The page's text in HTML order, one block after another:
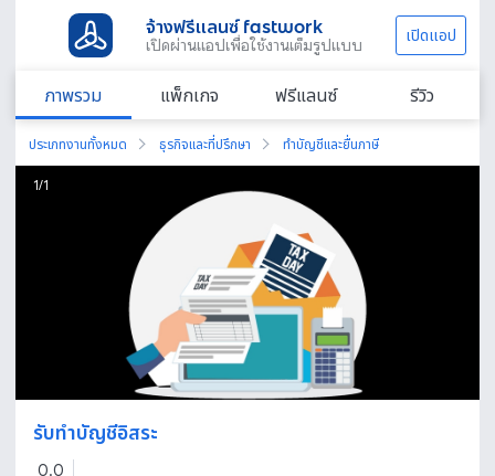
จ้างฟรีแลนซ์ fastwork
เปิดผ่านแอปเพื่อใช้งานเต็มรูปแบบ เปิดแอป
ภาพรวม แพ็กเกจ ฟรีแลนซ์ รีวิว
ประเภทงานทั้งหมด ธุรกิจและที่ปรึกษา ทำบัญชีและยื่นภาษี
1/1
รับทำบัญชีอิสระ
0.0